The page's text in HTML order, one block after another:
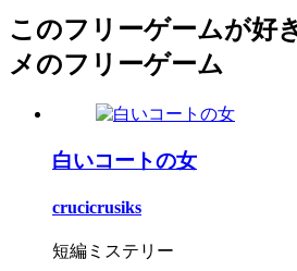
このフリーゲームが好
メのフリーゲーム
白いコートの女
crucicrusiks
短編ミステリー